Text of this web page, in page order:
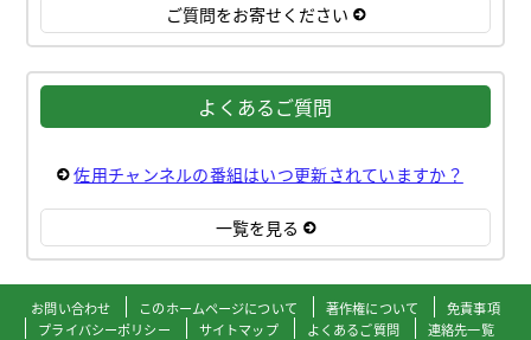
ご質問をお寄せください
よくあるご質問
佐用チャンネルの番組はいつ更新されていますか？
一覧を見る
お問い合わせ このホームページについて 著作権について
免責事項
プライバシーポリシー
サイトマップ よくあるご質問 連絡先一覧